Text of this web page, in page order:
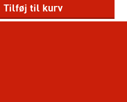
Tilføj til kurv